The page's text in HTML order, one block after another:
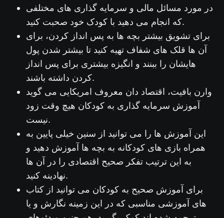
در مورد مسائل مالی و سرمایه گذاری های مختلفی
که انجام می دهید با کودک خود صحبت کنید.
برای تشویق بیشتر بچه ها به پس انداز کردن، برای
آن ها قلک های شفاف تهیه کنید تا بیشتر شدن پول
هایشان را ببنند و انگیزه بیشتری برای پس انداز
کردن داشته باشند.
وارن بافیت، اقتصاد دان معروف امریکایی می گوید
آموزش سرمایه گذاری به کودکان هیچ وقت زود
نیست.
این آموزش ها را می توانید از سنین خیلی پایین به
همراه بازی های کودکانه به بچه ها آموزش دهید و
به این ترتیب تفکر صحیح اقتصادی را در آن ها
نهادینه کنید.
برای آموزش صحیح به کودکان می توانید از کتاب
های آموزشی مناسبی که در این زمینه نگارش و یا